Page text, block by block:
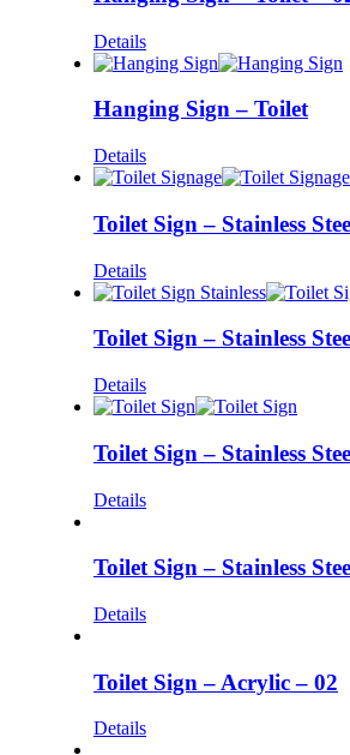
Details
Hanging Sign – Toilet
Details
Toilet Sign – Stainless
Details
Toilet Sign – Stainless
Details
Toilet Sign – Stainless
Details
Toilet Sign – Stainless
Details
Toilet Sign – Acrylic – 02
Details